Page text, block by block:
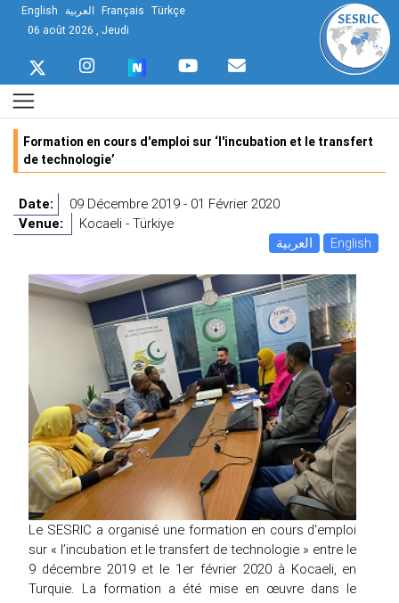
English العربية Français Türkçe
06 août 2026 , Jeudi
Formation en cours d'emploi sur ‘l'incubation et le transfert
de technologie’
Date:
09 Décembre 2019 - 01 Février 2020
Venue:
Kocaeli - Türkiye
العربية
English
Le SESRIC a organisé une formation en cours d'emploi
sur « l’incubation et le transfert de technologie » entre le
9 décembre 2019 et le 1er février 2020 à Kocaeli, en
Turquie. La formation a été mise en œuvre dans le